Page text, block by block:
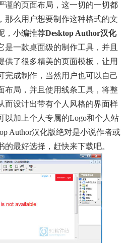
谨的页面布局，这一切的一切都
那么用户想要制作这种格式的文
，小编推荐Desktop Author汉化
是一款桌面级的制作工具，并且
供了很多精美的页面模板，让用
完成制作，当然用户也可以自己
布局，并且使用线条工具，将整
而设计出带有个人风格的界面样
以加上个人专属的logo和个人站
Author汉化版绝对是小说作者或
最好选择，赶快来下载吧。